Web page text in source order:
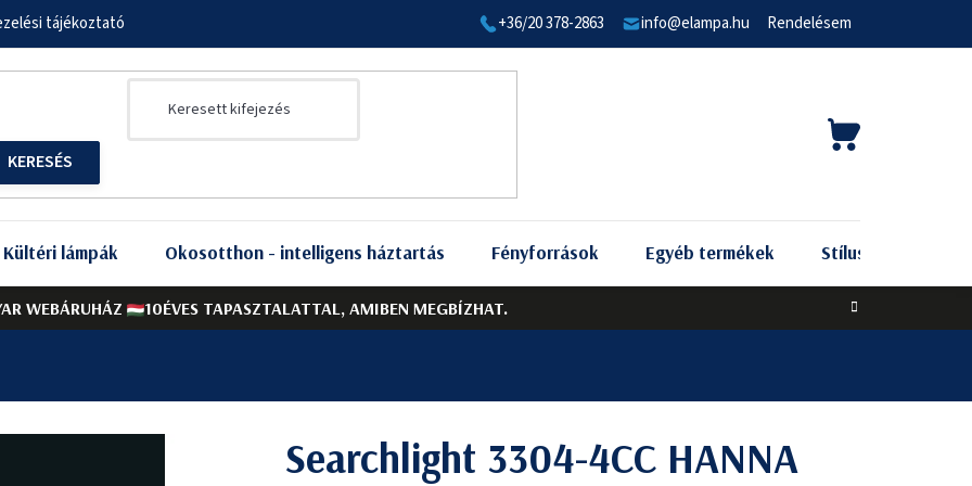
WEBÁRUHÁZ 10ÉVES TAPASZTALATTAL, AMIBEN MEGBÍZHAT.
tájékoztató +36/20 378-2863 info@elampa.hu Rendelésem
KOSÁR
Kültéri lámpák Okosotthon - intelligens háztartás Fényforrások Egyéb termékek Stílus szerint
Searchlight 3304-4CC HANNA